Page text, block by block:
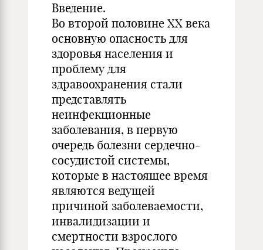
Введение.
Во второй половине ХХ века
основную опасность для
здоровья населения и
проблему для
здравоохранения стали
представлять
неинфекционные
заболевания, в первую
очередь болезни сердечно-
сосудистой системы,
которые в настоящее время
являются ведущей
причиной заболеваемости,
инвалидизации и
смертности взрослого